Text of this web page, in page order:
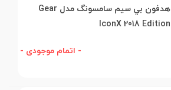
هدفون بي سيم سامسونگ مدل Gear
IconX 2018 Edition
- اتمام موجودی -